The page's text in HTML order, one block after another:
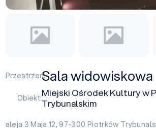
Przestrzeń:Sala widowiskowa
Obiekt:Miejski Ośrodek Kultury w
Trybunalskim
aleja 3 Maja 12, 97-300 Piotrków